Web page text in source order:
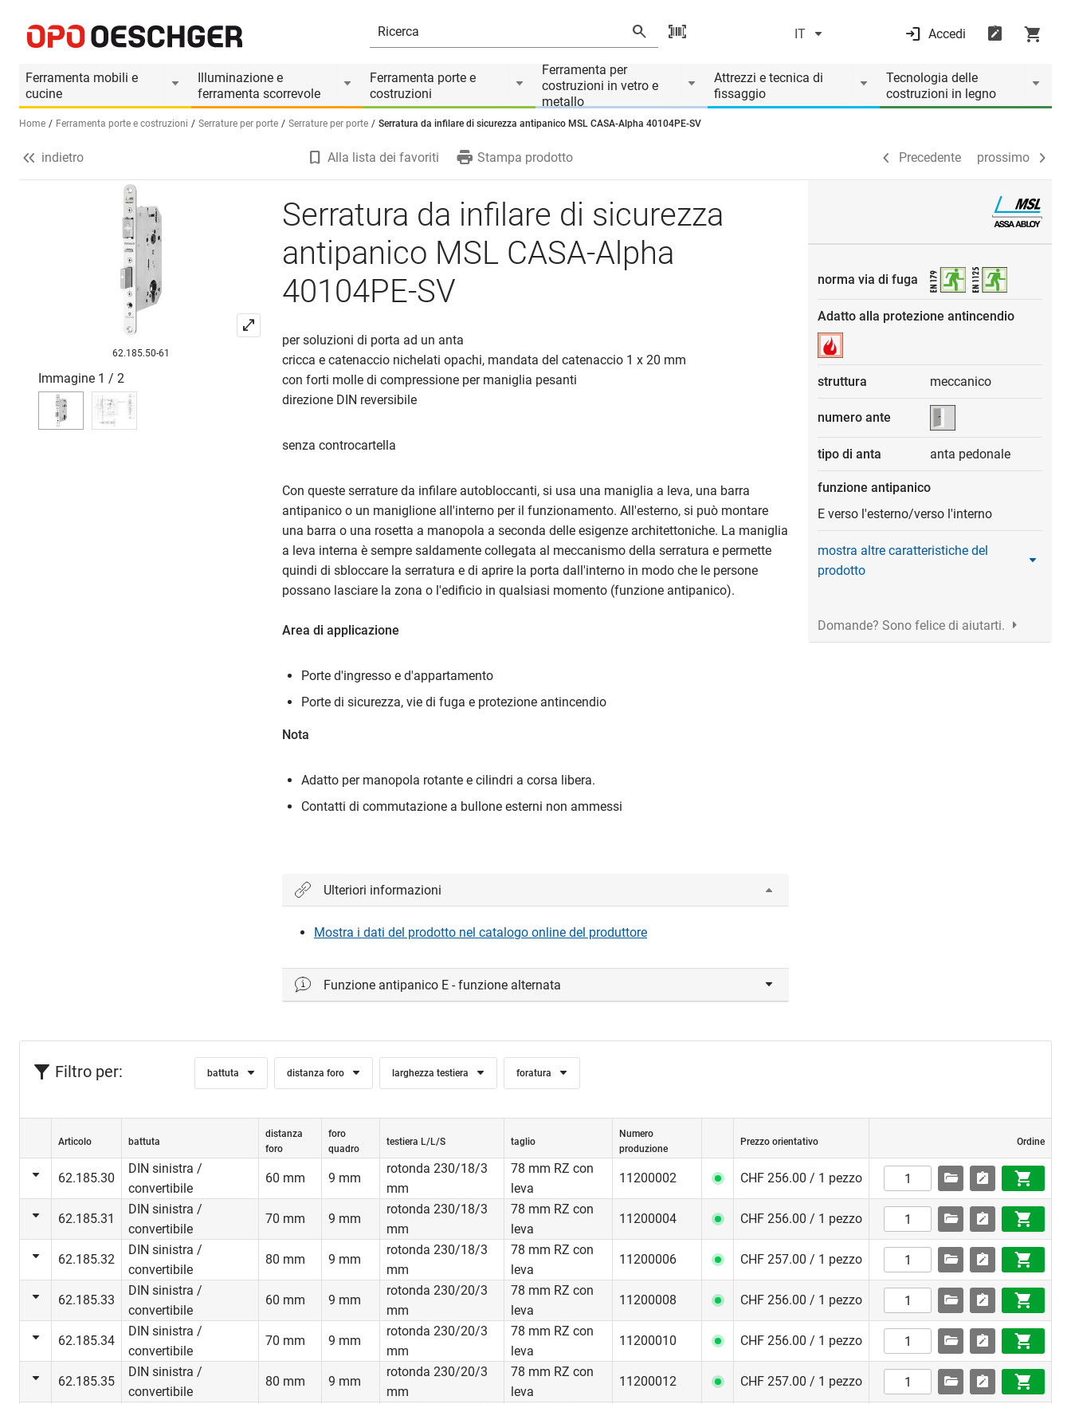
IT Accedi
Ferramenta mobili e
cucine
Illuminazione e
ferramenta scorrevole
Ferramenta porte e
costruzioni
Ferramenta per
costruzioni in vetro e
metallo
Attrezzi e tecnica di
fissaggio
Tecnologia delle
costruzioni in legno
Seleziona una lingua (IT)
Home Ferramenta porte e costruzioni Serrature per porte Serrature per porte Serratura da infilare di sicurezza antipanico MSL CASA-Alpha 40104PE-SV
Informazioni prodotto
Accessori adatti Il prodotto è accessorio di Precedente prossimo
indietro Alla lista dei favoriti Stampa prodotto Precedente prossimo
62.185.50-61
Immagine 1 / 2
Serratura da infilare di sicurezza
antipanico MSL CASA-Alpha
40104PE-SV
per soluzioni di porta ad un anta
cricca e catenaccio nichelati opachi, mandata del catenaccio 1 x 20 mm
con forti molle di compressione per maniglia pesanti
direzione DIN reversibile
senza controcartella
Con queste serrature da infilare autobloccanti, si usa una maniglia a leva, una barra
antipanico o un maniglione all'interno per il funzionamento. All'esterno, si può montare
una barra o una rosetta a manopola a seconda delle esigenze architettoniche. La maniglia
a leva interna è sempre saldamente collegata al meccanismo della serratura e permette
quindi di sbloccare la serratura e di aprire la porta dall'interno in modo che le persone
possano lasciare la zona o l'edificio in qualsiasi momento (funzione antipanico).
Area di applicazione
Porte d'ingresso e d'appartamento
Porte di sicurezza, vie di fuga e protezione antincendio
Nota
Adatto per manopola rotante e cilindri a corsa libera.
Contatti di commutazione a bullone esterni non ammessi
Ulteriori informazioni
Mostra i dati del prodotto nel catalogo online del produttore
Funzione antipanico E - funzione alternata
Questa funzione antipanico utilizzata di frequente è ideale per quelle porte che sono
sempre chiuse esternamente. Un’apertura dall’esterno è possibile solo con una chiave
autorizzata. Quando la porta è chiusa o bloccata, dall’interno può essere aperta in
qualsiasi momento grazie alla funzione antipanico.
norma via di fuga
Adatto alla protezione antincendio
struttura meccanico
numero ante
tipo di anta anta pedonale
funzione antipanico
E verso l'esterno/verso l'interno
mostra altre caratteristiche del
prodotto
Domande? Sono felice di aiutarti.
Filtro per: battuta distanza foro larghezza testiera foratura
Articolo battuta
distanza
foro
foro
quadro
testiera L/L/S taglio
Numero
produzione
Prezzo orientativo Ordine
62.185.30
DIN sinistra /
convertibile
60 mm 9 mm
rotonda 230/18/3
mm
78 mm RZ con
leva
11200002 CHF 256.00 / 1 pezzo
62.185.31
DIN sinistra /
convertibile
70 mm 9 mm
rotonda 230/18/3
mm
78 mm RZ con
leva
11200004 CHF 256.00 / 1 pezzo
62.185.32
DIN sinistra /
convertibile
80 mm 9 mm
rotonda 230/18/3
mm
78 mm RZ con
leva
11200006 CHF 257.00 / 1 pezzo
62.185.33
DIN sinistra /
convertibile
60 mm 9 mm
rotonda 230/20/3
mm
78 mm RZ con
leva
11200008 CHF 256.00 / 1 pezzo
62.185.34
DIN sinistra /
convertibile
70 mm 9 mm
rotonda 230/20/3
mm
78 mm RZ con
leva
11200010 CHF 256.00 / 1 pezzo
62.185.35
DIN sinistra /
convertibile
80 mm 9 mm
rotonda 230/20/3
mm
78 mm RZ con
leva
11200012 CHF 257.00 / 1 pezzo